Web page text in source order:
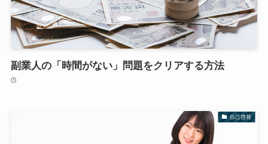
副業人の「時間がない」問題をクリアする方法
自己啓発